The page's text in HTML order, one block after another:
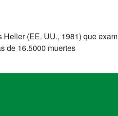
(EE. UU., 1981) que
de 16.5000 muertes